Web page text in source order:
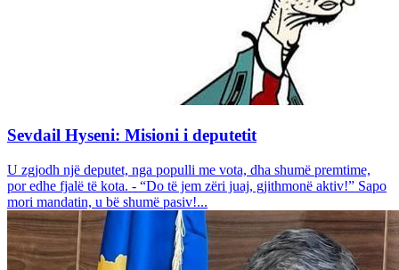
Sevdail Hyseni: Misioni i deputetit
U zgjodh një deputet, nga populli me vota, dha shumë premtime,
por edhe fjalë të kota. - “Do të jem zëri juaj, gjithmonë aktiv!” Sapo
mori mandatin, u bë shumë pasiv!...